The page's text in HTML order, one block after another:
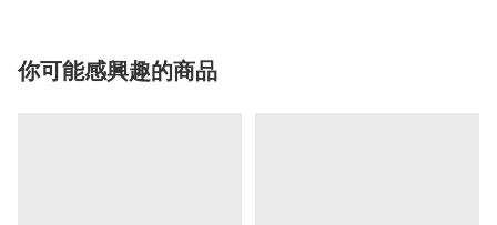
你可能感興趣的商品